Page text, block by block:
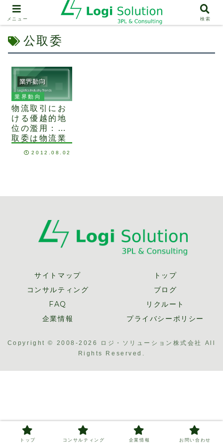
公取委
業界動向
物流取引にお
ける優越的地
位の濫用：公
取委は物流業
2012.08.02
サイトマップ
トップ
コンサルティング
ブログ
FAQ
リクルート
企業情報
プライバシーポリシー
Copyright © 2008-2026 ロジ・ソリューション株式会社 All
Rights Reserved.
メニュー 検索
トップ コンサルティング 企業情報 お問い合わせ